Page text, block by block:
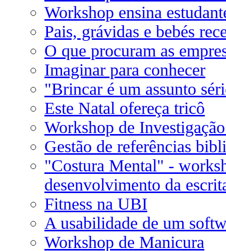
Workshop ensina
Pais, grávidas e bebés
O que procuram as
Imaginar para conhecer
"Brincar é um assunto
Este Natal ofereça tricô
Workshop de
Gestão de referências
"Costura Mental" -
desenvolvimento da
Fitness na UBI
A usabilidade de um
Workshop de Manicura